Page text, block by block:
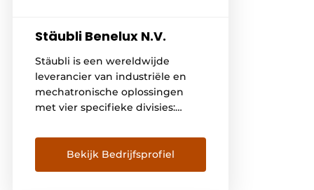
Stäubli Benelux N.V.
Stäubli is een wereldwijde
leverancier van industriële en
mechatronische oplossingen
met vier specifieke divisies:
Connectors, Robotics en Textile,
De Stäubli Group is actief in 29
landen, wordt
Bekijk Bedrijfsprofiel